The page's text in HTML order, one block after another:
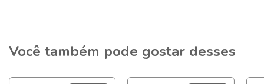
Você também pode gostar desses